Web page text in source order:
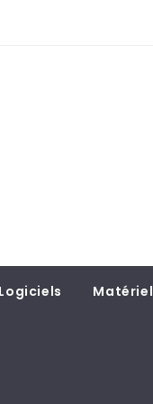
Logiciels Matériel